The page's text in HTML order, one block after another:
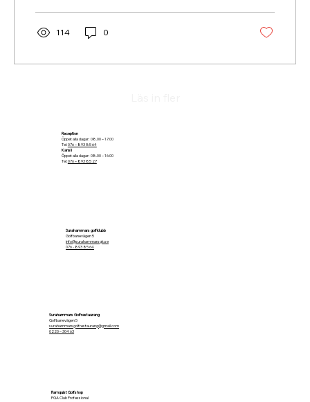
114 0
Reception
Öppet alla dagar: 08.00 – 17.00
Tel:076 – 893 85 64
Kansli
Öppet alla dagar: 08.00 – 16.00
Tel:076 – 893 85 27
Surahammars golfklubb
Golfbanevägen 5
info@surahammarsgk.se
076 - 893 85 64
Ramquist Golfshop
PGA Club Professional
Surahammars Golfrestaurang
Golfbanevägen 5
surahammarsgolfrestaurang@gmail.com
0220 – 304 63